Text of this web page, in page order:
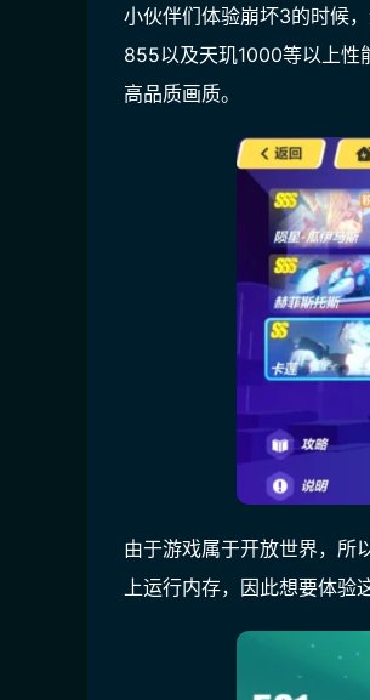
小伙伴们体验崩坏3的时候
855以及天玑1000等以上性
高品质画质。
由于游戏属于开放世界，所
上运行内存，因此想要体验